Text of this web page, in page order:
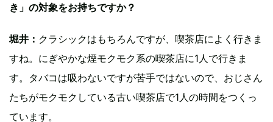
き」の対象をお持ちですか？
堀井： クラシックはもちろんですが、喫茶店によく行きま
すね。にぎやかな煙モクモク系の喫茶店に1人で行きま
す。タバコは吸わないですが苦手ではないので、おじさん
たちがモクモクしている古い喫茶店で1人の時間をつくっ
ています。